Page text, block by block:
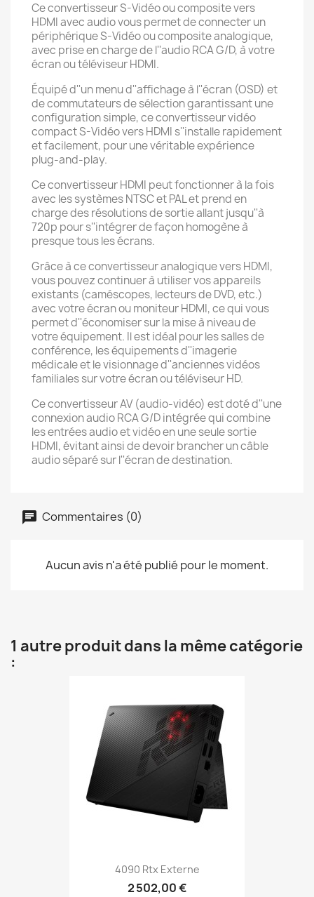
Ce convertisseur S-Vidéo ou composite vers
HDMI avec audio vous permet de connecter un
périphérique S-Vidéo ou composite analogique,
avec prise en charge de l''audio RCA G/D, à votre
écran ou téléviseur HDMI.
Équipé d''un menu d''affichage à l''écran (OSD) et
de commutateurs de sélection garantissant une
configuration simple, ce convertisseur vidéo
compact S-Vidéo vers HDMI s''installe rapidement
et facilement, pour une véritable expérience
plug-and-play.
Ce convertisseur HDMI peut fonctionner à la fois
avec les systèmes NTSC et PAL et prend en
charge des résolutions de sortie allant jusqu''à
720p pour s''intégrer de façon homogène à
presque tous les écrans.
Grâce à ce convertisseur analogique vers HDMI,
vous pouvez continuer à utiliser vos appareils
existants (caméscopes, lecteurs de DVD, etc.)
avec votre écran ou moniteur HDMI, ce qui vous
permet d''économiser sur la mise à niveau de
votre équipement. Il est idéal pour les salles de
conférence, les équipements d''imagerie
médicale et le visionnage d''anciennes vidéos
familiales sur votre écran ou téléviseur HD.
Ce convertisseur AV (audio-vidéo) est doté d''une
connexion audio RCA G/D intégrée qui combine
les entrées audio et vidéo en une seule sortie
HDMI, évitant ainsi de devoir brancher un câble
audio séparé sur l''écran de destination.
Commentaires (0)
Aucun avis n'a été publié pour le moment.
1 autre produit dans la même catégorie
:
4090 Rtx Externe
2 502,00 €